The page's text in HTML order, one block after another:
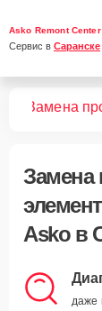
Asko Remont Center
Сервис в Саранске
Замена
Замена
Asko в
даже